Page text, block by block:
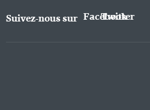
Suivez-nous sur Facebook
Twitter